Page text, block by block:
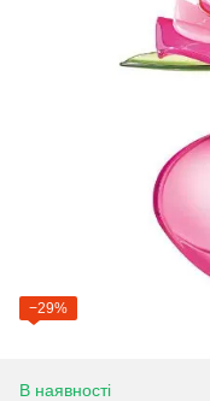
−29%
В наявності